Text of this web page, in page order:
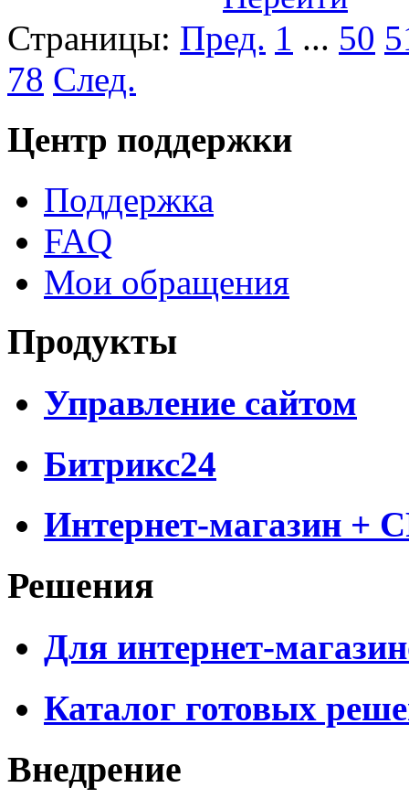
Страницы: Пред. 1 ... 50
78 След.
Центр поддержки
Поддержка
FAQ
Мои обращения
Продукты
Управление сайтом
Битрикс24
Интернет-магазин +
Решения
Для интернет-
Каталог готовых
Внедрение